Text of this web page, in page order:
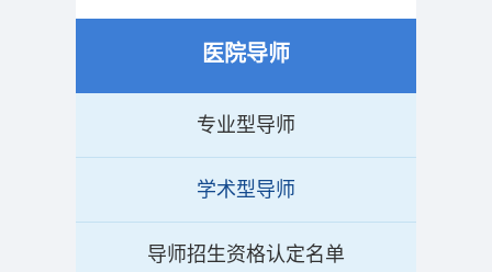
医院导师
专业型导师
学术型导师
导师招生资格认定名单